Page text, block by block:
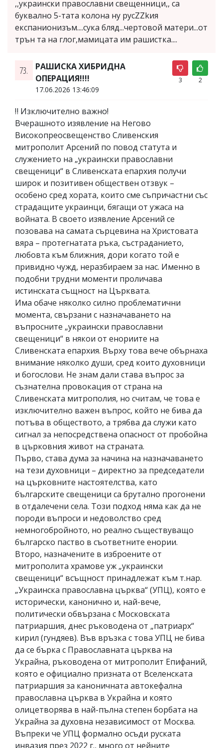
,,украински православни свещенници,, са
буквално 5-тата колона ну русZZkия
експанионизъм....сука бляд...чертовой матери...от
трън та на глог,мамицата им рашистка....
73.
РАШИСКА ХИБРИДНА
ОПЕРАЦИЯ!!!!
17.06.2026 13:46:09
3 2
‼️ Изключително важно!
Вчерашното изявление на Негово
Високопреосвещенство Сливенския
митрополит Арсений по повод статута и
служението на „украински православни
свещеници“ в Сливенската епархия получи
широк и позитивен обществен отзвук –
особено сред хората, които сме съпричастни със
страдащите украинци, бягащи от ужаса на
войната. В своето изявление Арсений се
позовава на самата сърцевина на Христовата
вяра – протегнатата ръка, състраданието,
любовта към ближния, дори когато той е
привидно чужд, неразбираем за нас. Именно в
подобни трудни моменти проличава
истинската същност на Църквата.
Има обаче няколко силно проблематични
момента, свързани с назначаването на
въпросните „украински православни
свещеници“ в някои от енориите на
Сливенската епархия. Върху това вече обърнаха
внимание няколко души, сред които духовници
и богослови. Не знам дали става въпрос за
съзнателна провокация от страна на
Сливенската митрополия, но считам, че това е
изключително важен въпрос, който не бива да
потъва в обществото, а трябва да служи като
сигнал за непосредствена опасност от пробойна
в църковния живот на страната.
Първо, става дума за начина на назначаването
на тези духовници – директно за председатели
на църковните настоятелства, като
българските свещеници са брутално прогонени
в отдалечени села. Този подход няма как да не
породи въпроси и недоволство сред
немногобройното, но реално съществуващо
българско паство в съответните енории.
Второ, назначените в изброените от
митрополита храмове уж „украински
свещеници“ всъщност принадлежат към т.нар.
„Украинска православна църква“ (УПЦ), която е
исторически, канонично и, най-вече,
политически обвързана с Московската
патриаршия, днес ръководена от „патриарх“
кирил (гундяев). Във връзка с това УПЦ не бива
да се бърка с Православната църква на
Украйна, ръководена от митрополит Епифаний,
която е официално призната от Вселенската
патриаршия за каноничната автокефална
православна църква в Украйна и която
олицетворява в най-пълна степен борбата на
Украйна за духовна независимост от Москва.
Въпреки че УПЦ формално осъди руската
инвазия през 2022 г., много от нейните